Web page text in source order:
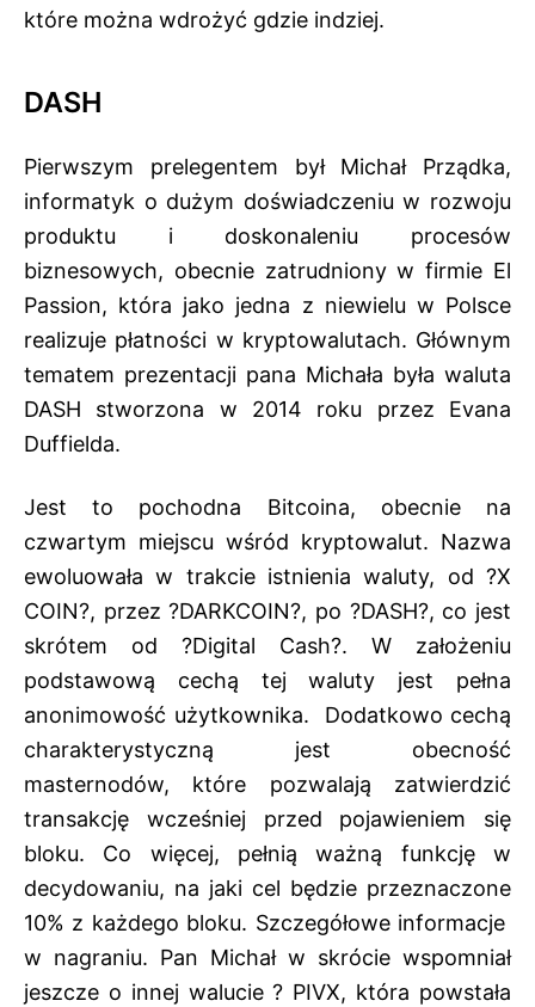
które można wdrożyć gdzie indziej.
DASH
Pierwszym prelegentem był Michał Prządka,
informatyk o dużym doświadczeniu w rozwoju
produktu i doskonaleniu procesów
biznesowych, obecnie zatrudniony w firmie El
Passion, która jako jedna z niewielu w Polsce
realizuje płatności w kryptowalutach. Głównym
tematem prezentacji pana Michała była waluta
DASH stworzona w 2014 roku przez Evana
Duffielda.
Jest to pochodna Bitcoina, obecnie na
czwartym miejscu wśród kryptowalut. Nazwa
ewoluowała w trakcie istnienia waluty, od ?X
COIN?, przez ?DARKCOIN?, po ?DASH?, co jest
skrótem od ?Digital Cash?. W założeniu
podstawową cechą tej waluty jest pełna
anonimowość użytkownika. Dodatkowo cechą
charakterystyczną jest obecność
masternodów, które pozwalają zatwierdzić
transakcję wcześniej przed pojawieniem się
bloku. Co więcej, pełnią ważną funkcję w
decydowaniu, na jaki cel będzie przeznaczone
10% z każdego bloku. Szczegółowe informacje
w nagraniu. Pan Michał w skrócie wspomniał
jeszcze o innej walucie ? PIVX, która powstała